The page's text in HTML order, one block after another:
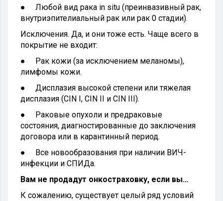
● Любой вид рака in situ (преинвазивный рак,
внутриэпителиальный рак или рак 0 стадии).
Исключения. Да, и они тоже есть. Чаще всего в
покрытие не входит:
● Рак кожи (за исключением меланомы),
лимфомы кожи.
● Дисплазия высокой степени или тяжелая
дисплазия (CIN I, CIN II и CIN III).
● Раковые опухоли и предраковые
состояния, диагностированные до заключения
договора или в карантинный период.
● Все новообразования при наличии ВИЧ-
инфекции и СПИДа.
Вам не продадут онкостраховку, если вы…
К сожалению, существует целый ряд условий